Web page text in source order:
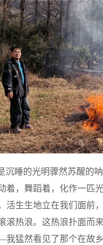
沉睡的光明骤然苏醒的
着，舞蹈着，化作一匹
活生生地立在我们面前
滚热浪。这热浪扑面而
猛然看见了那个在故